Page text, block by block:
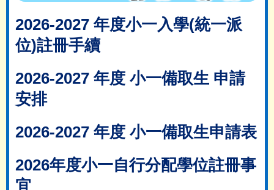
2026-2027 年度小一入學(統一派
位)註冊手續
2026-2027 年度 小一備取生 申請
安排
2026-2027 年度 小一備取生申請表
2026年度小一自行分配學位註冊事
宜